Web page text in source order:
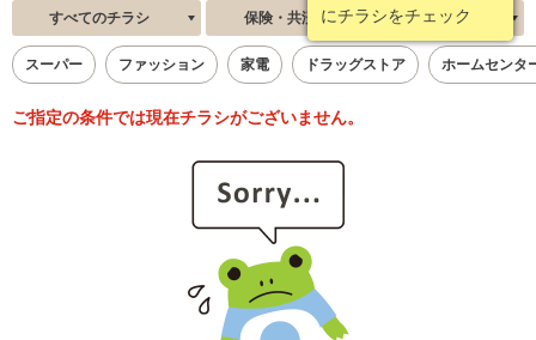
にチラシをチェック
すべてのチラシ 保険・共済・金融 新着順
スーパー ファッション 家電 ドラッグストア ホームセンタ
ご指定の条件では現在チラシがございません。